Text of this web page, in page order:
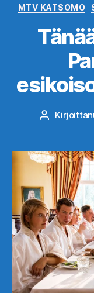
MTV KATSOMO
Kirjoittaja